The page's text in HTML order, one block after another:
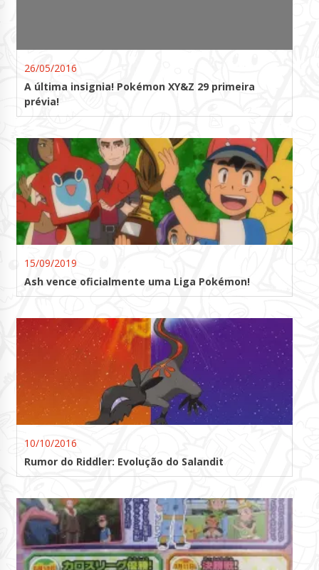
26/05/2016
A última insignia! Pokémon XY&Z 29 primeira
prévia!
15/09/2019
Ash vence oficialmente uma Liga Pokémon!
10/10/2016
Rumor do Riddler: Evolução do Salandit